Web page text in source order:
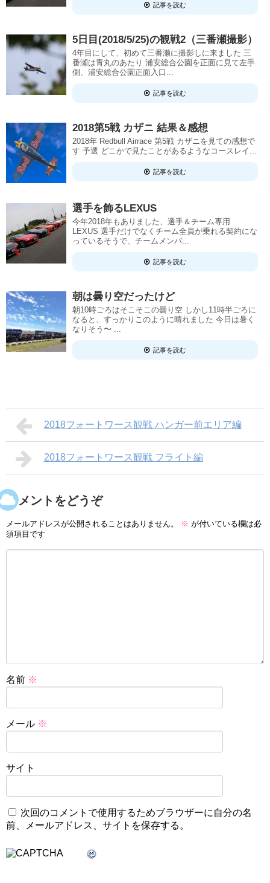
記事を読む
5日目(2018/5/25)の観戦2（三番瀬撮影）
4年目にして、初めて三番瀬に撮影しに来ました 三
番瀬は青丸のあたり 浦安総合公園を正面に見て左手
側、浦安総合公園正面入口...
記事を読む
2018第5戦 カザニ 結果＆感想
2018年 Redbull Airrace 第5戦 カザニを見ての感想で
す 予選 どこかで見たことがあるようなコースレイ...
記事を読む
選手を飾るLEXUS
今年2018年もありました、選手＆チーム専用
LEXUS 選手だけでなくチーム全員が乗れる契約にな
っているそうで、チームメンバ...
記事を読む
朝は曇り空だったけど
朝10時ごろはそこそこの曇り空 しかし11時半ごろに
なると、すっかりこのように晴れました 今日は暑く
なりそう〜 ...
記事を読む
2018フォートワース観戦 ハンガー前エリア編
2018フォートワース観戦 フライト編
コメントをどうぞ
メールアドレスが公開されることはありません。 ※ が付いている欄は必
須項目です
名前 ※
メール ※
サイト
次回のコメントで使用するためブラウザーに自分の名
前、メールアドレス、サイトを保存する。